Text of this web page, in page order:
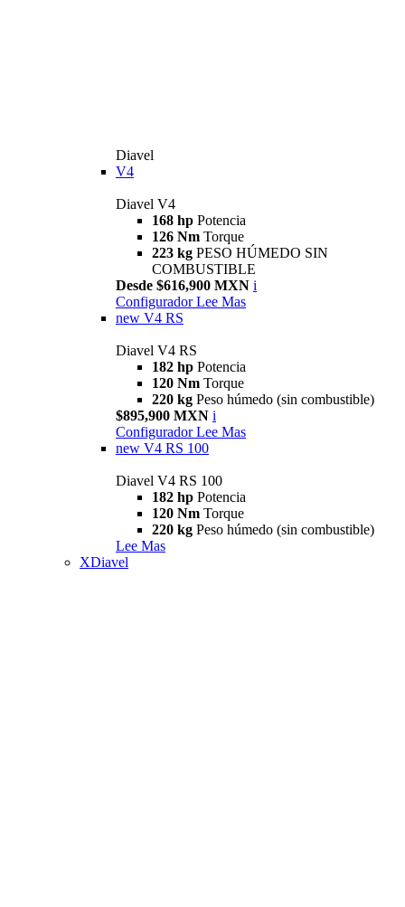
Diavel
V4
Diavel V4
168 hp Potencia
126 Nm Torque
223 kg PESO HÚMEDO SIN
COMBUSTIBLE
Desde $616,900 MXN i
Configurador Lee Mas
new V4 RS
Diavel V4 RS
182 hp Potencia
120 Nm Torque
220 kg Peso húmedo (sin combustible)
$895,900 MXN i
Configurador Lee Mas
new V4 RS 100
Diavel V4 RS 100
182 hp Potencia
120 Nm Torque
220 kg Peso húmedo (sin combustible)
Lee Mas
XDiavel